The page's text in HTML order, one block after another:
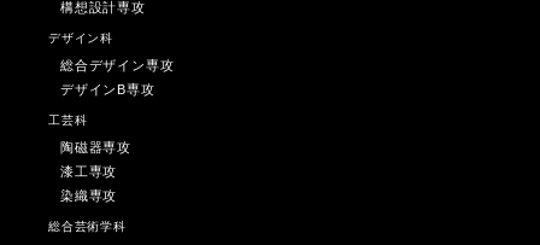
構想設計専攻
デザイン科
総合デザイン専攻
デザインB専攻
工芸科
陶磁器専攻
漆工専攻
染織専攻
総合芸術学科